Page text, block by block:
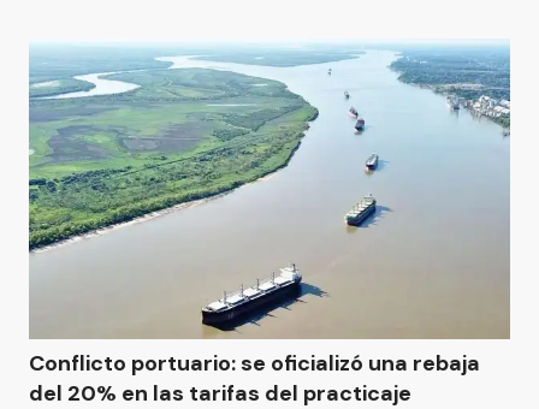
Conflicto portuario: se oficializó una rebaja
del 20% en las tarifas del practicaje